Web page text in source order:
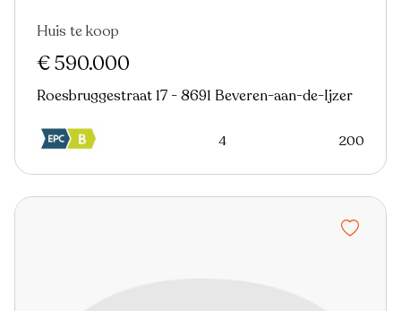
Huis te koop
€ 590.000
Roesbruggestraat 17 - 8691 Beveren-aan-de-Ijzer
4 200